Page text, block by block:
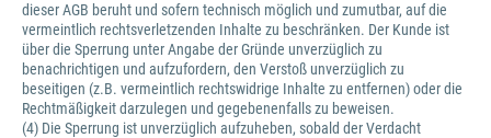
dieser AGB beruht und sofern technisch möglich und zumutbar, auf die
vermeintlich rechtsverletzenden Inhalte zu beschränken. Der Kunde ist
über die Sperrung unter Angabe der Gründe unverzüglich zu
benachrichtigen und aufzufordern, den Verstoß unverzüglich zu
beseitigen (z.B. vermeintlich rechtswidrige Inhalte zu entfernen) oder die
Rechtmäßigkeit darzulegen und gegebenenfalls zu beweisen.
(4) Die Sperrung ist unverzüglich aufzuheben, sobald der Verdacht